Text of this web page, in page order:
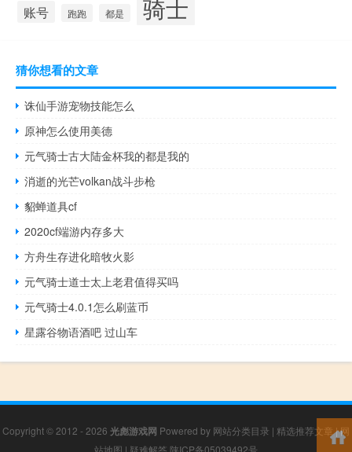
账号 跑跑 都是 骑士
猜你想看的文章
诛仙手游宠物技能怎么
原神怎么使用美德
元气骑士古大陆金杯我的都是我的
消逝的光芒volkan战斗步枪
貂蝉道具cf
2020cf端游内存多大
方舟生存进化暗牧火影
元气骑士道士太上老君值得买吗
元气骑士4.0.1怎么刷蓝币
星露谷物语酒吧 过山车
Copyright © 2012 - 2026 光彪游戏网 Powered by 网站分类目录 | 精选推荐文章 |网